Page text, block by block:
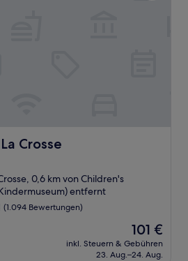
Crosse
0,6 km von Children's
entfernt
(1.094 Bewertungen)
Der
Preis
beträgt
101 €
inkl. Steuern & Gebühren
23. Aug.–24. Aug.